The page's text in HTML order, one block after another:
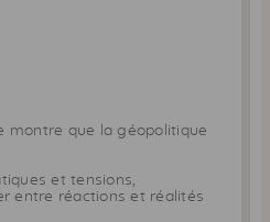
montre que la géopolitique
et tensions,
entre réactions et réalités